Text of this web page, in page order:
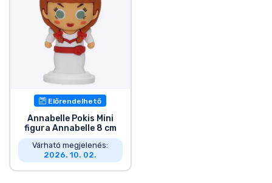
Előrendelhető
Annabelle Pokis Mini
figura Annabelle 8 cm
Várható megjelenés:
2026. 10. 02.